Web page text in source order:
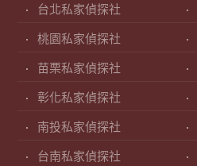
台北私家偵探社
桃園私家偵探社
苗栗私家偵探社
彰化私家偵探社
南投私家偵探社
台南私家偵探社